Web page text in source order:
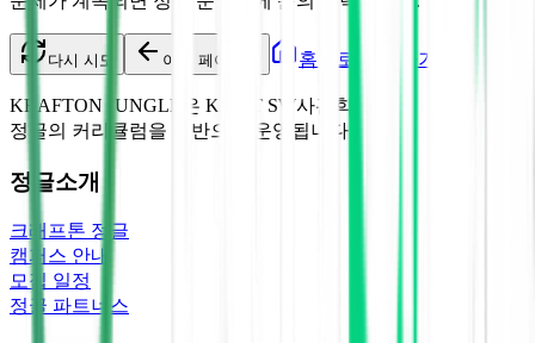
다시 시도 이전 페이지로 홈으로 돌아가기
KRAFTON JUNGLE은 KAIST SW사관학교
정글의 커리큘럼을 기반으로 운영됩니다.
정글소개
크래프톤 정글
캠퍼스 안내
모집 일정
정글 파트너스